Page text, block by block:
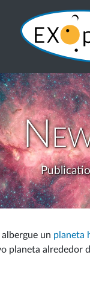
albergue un planeta
planeta alrededor